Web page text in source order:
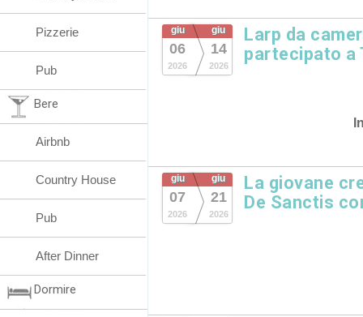
giu
06
2026
giu
14
2026
Larp da
partecipato a
giu
07
2026
giu
21
2026
La giovane
De Sanctis
Pizzerie
Pub
Bere
Airbnb
Country House
Pub
After Dinner
Dormire